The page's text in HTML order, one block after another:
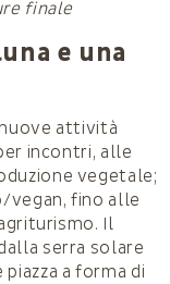
finale
e una
attività
incontri, alle
vegetale;
vegan, fino alle
Il
serra solare
a forma di